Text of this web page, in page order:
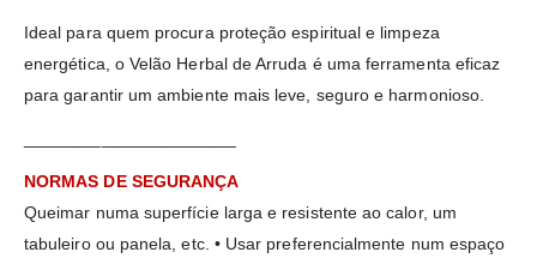
Ideal para quem procura proteção espiritual e limpeza
energética, o Velão Herbal de Arruda é uma ferramenta eficaz
para garantir um ambiente mais leve, seguro e harmonioso.
NORMAS DE SEGURANÇA
Queimar numa superfície larga e resistente ao calor, um
tabuleiro ou panela, etc. • Usar preferencialmente num espaço